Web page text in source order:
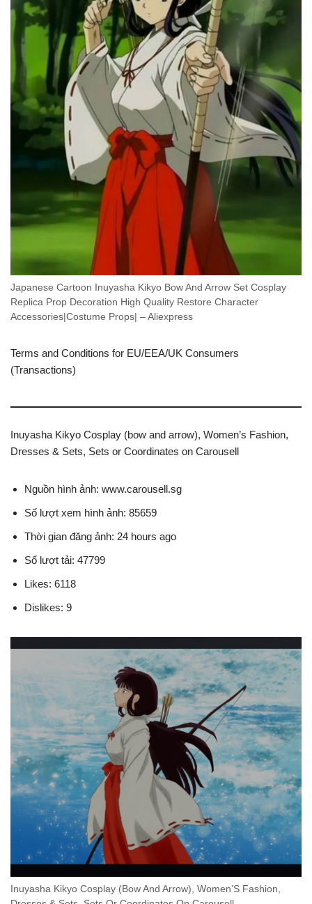
Japanese Cartoon Inuyasha Kikyo Bow And Arrow Set Cosplay
Replica Prop Decoration High Quality Restore Character
Accessories|Costume Props| – Aliexpress
Terms and Conditions for EU/EEA/UK Consumers
(Transactions)
Inuyasha Kikyo Cosplay (bow and arrow), Women’s Fashion,
Dresses & Sets, Sets or Coordinates on Carousell
Nguồn hình ảnh: www.carousell.sg
Số lượt xem hình ảnh: 85659
Thời gian đăng ảnh: 24 hours ago
Số lượt tải: 47799
Likes: 6118
Dislikes: 9
Inuyasha Kikyo Cosplay (Bow And Arrow), Women’S Fashion,